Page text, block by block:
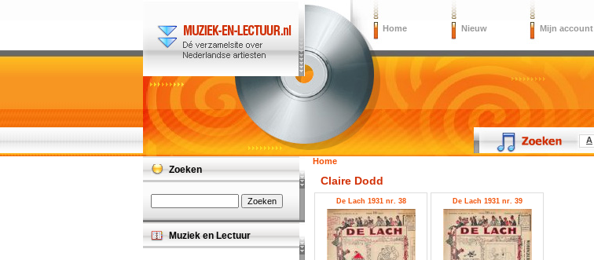
Home Nieuw Mijn account
A
Home
Claire Dodd
De Lach 1931 nr. 38 De Lach 1931 nr. 39
Zoeken
Muziek en Lectuur